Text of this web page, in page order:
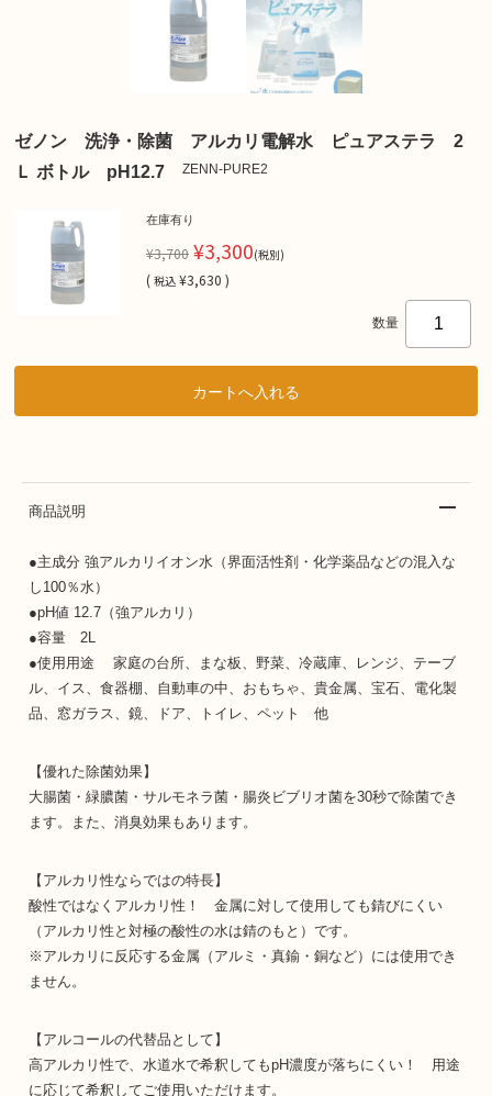
ゼノン 洗浄・除菌 アルカリ電解水 ピュアステラ 2
Ｌ ボトル pH12.7
ZENN-PURE2
在庫有り
¥3,700 ¥3,300(税別)
( 税込 ¥3,630 )
数量
商品説明
●主成分 強アルカリイオン水（界面活性剤・化学薬品などの混入な
し100％水）
●pH値 12.7（強アルカリ）
●容量 2L
●使用用途 家庭の台所、まな板、野菜、冷蔵庫、レンジ、テーブ
ル、イス、食器棚、自動車の中、おもちゃ、貴金属、宝石、電化製
品、窓ガラス、鏡、ドア、トイレ、ペット 他
【優れた除菌効果】
大腸菌・緑膿菌・サルモネラ菌・腸炎ビブリオ菌を30秒で除菌でき
ます。また、消臭効果もあります。
【アルカリ性ならではの特長】
酸性ではなくアルカリ性！ 金属に対して使用しても錆びにくい
（アルカリ性と対極の酸性の水は錆のもと）です。
※アルカリに反応する金属（アルミ・真鍮・銅など）には使用でき
ません。
【アルコールの代替品として】
高アルカリ性で、水道水で希釈してもpH濃度が落ちにくい！ 用途
に応じて希釈してご使用いただけます。